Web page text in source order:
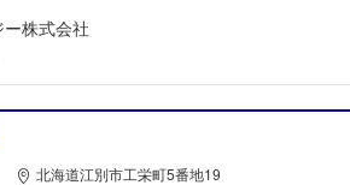
株式会社
北海道江別市工栄町5番地19